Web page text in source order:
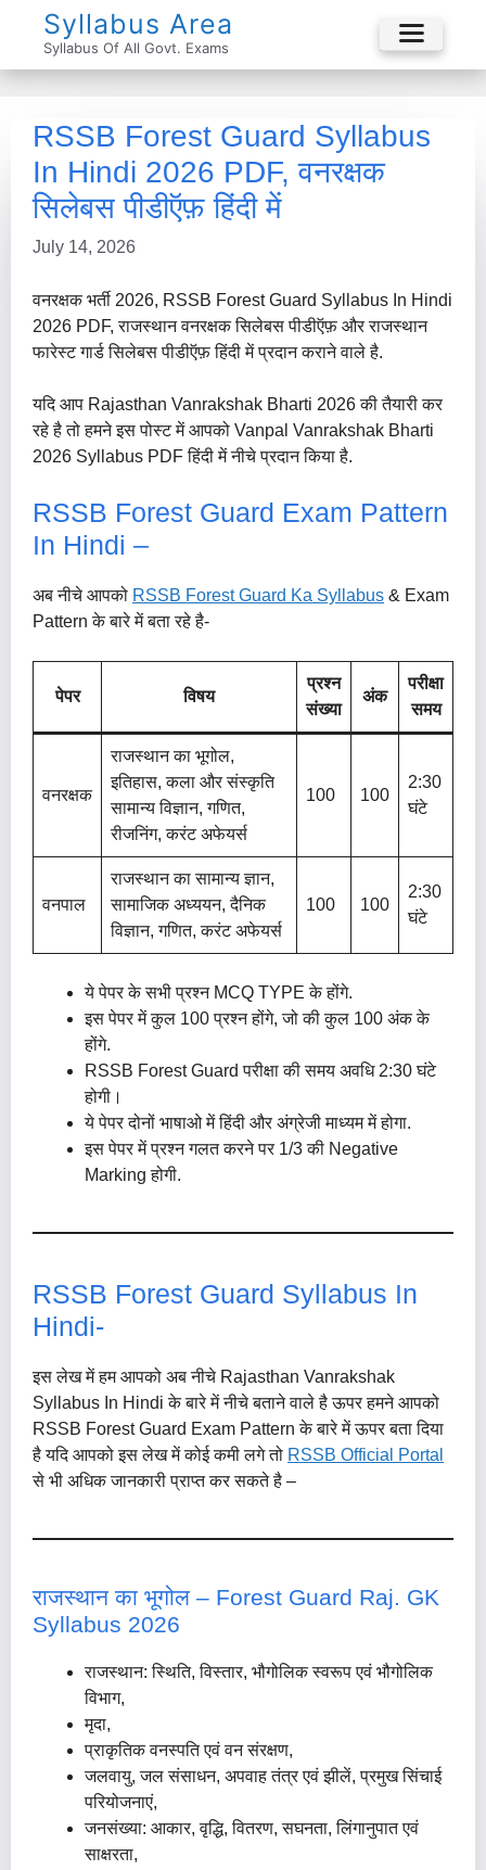
Syllabus Area
Syllabus Of All Govt. Exams
Menu
RSSB Forest Guard Syllabus
In Hindi 2026 PDF, वनरक्षक
सिलेबस पीडीऍफ़ हिंदी में
July 14, 2026
वनरक्षक भर्ती 2026, RSSB Forest Guard Syllabus In Hindi
2026 PDF, राजस्थान वनरक्षक सिलेबस पीडीऍफ़ और राजस्थान
फारेस्ट गार्ड सिलेबस पीडीऍफ़ हिंदी में प्रदान कराने वाले है.
यदि आप Rajasthan Vanrakshak Bharti 2026 की तैयारी कर
रहे है तो हमने इस पोस्ट में आपको Vanpal Vanrakshak Bharti
2026 Syllabus PDF हिंदी में नीचे प्रदान किया है.
RSSB Forest Guard Exam Pattern
In Hindi –
अब नीचे आपको RSSB Forest Guard Ka Syllabus & Exam
Pattern के बारे में बता रहे है-
पेपर विषय
प्रश्न
संख्या
अंक
परीक्षा
समय
वनरक्षक
राजस्थान का भूगोल,
इतिहास, कला और संस्कृति
सामान्य विज्ञान, गणित,
रीजनिंग, करंट अफेयर्स
100 100
2:30
घंटे
वनपाल
राजस्थान का सामान्य ज्ञान,
सामाजिक अध्ययन, दैनिक
विज्ञान, गणित, करंट अफेयर्स
100 100
2:30
घंटे
ये पेपर के सभी प्रश्न MCQ TYPE के होंगे.
इस पेपर में कुल 100 प्रश्न होंगे, जो की कुल 100 अंक के
होंगे.
RSSB Forest Guard परीक्षा की समय अवधि 2:30 घंटे
होगी।
ये पेपर दोनों भाषाओ में हिंदी और अंग्रेजी माध्यम में होगा.
इस पेपर में प्रश्न गलत करने पर 1/3 की Negative
Marking होगी.
RSSB Forest Guard Syllabus In
Hindi-
इस लेख में हम आपको अब नीचे Rajasthan Vanrakshak
Syllabus In Hindi के बारे में नीचे बताने वाले है ऊपर हमने आपको
RSSB Forest Guard Exam Pattern के बारे में ऊपर बता दिया
है यदि आपको इस लेख में कोई कमी लगे तो RSSB Official Portal
से भी अधिक जानकारी प्राप्त कर सकते है –
राजस्थान का भूगोल – Forest Guard Raj. GK
Syllabus 2026
राजस्थान: स्थिति, विस्तार, भौगोलिक स्वरूप एवं भौगोलिक
विभाग,
मृदा,
प्राकृतिक वनस्पति एवं वन संरक्षण,
जलवायु, जल संसाधन, अपवाह तंत्र एवं झीलें, प्रमुख सिंचाई
परियोजनाएं,
जनसंख्या: आकार, वृद्धि, वितरण, सघनता, लिंगानुपात एवं
साक्षरता,